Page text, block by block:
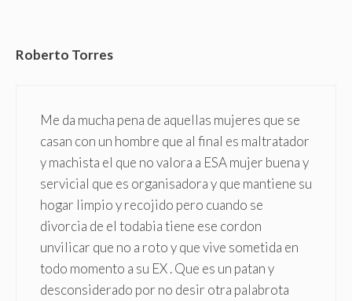
Roberto Torres
Me da mucha pena de aquellas mujeres que se
casan con un hombre que al final es maltratador
y machista el que no valora a ESA mujer buena y
servicial que es organisadora y que mantiene su
hogar limpio y recojido pero cuando se
divorcia de el todabia tiene ese cordon
unvilicar que no a roto y que vive sometida en
todo momento a su EX . Que es un patan y
desconsiderado por no desir otra palabrota